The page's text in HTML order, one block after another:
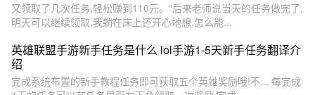
又领取了几次任务,轻松赚到110元。“后来老师说当天的任务做完了,
明天可以继续领取,我躺在床上还开心地想,怎么能...
英雄联盟手游新手任务是什么 lol手游1-5天新手任务翻译介
绍
完成系统布置的新手教程任务即可获取五个英雄奖励哦!不... 每完成